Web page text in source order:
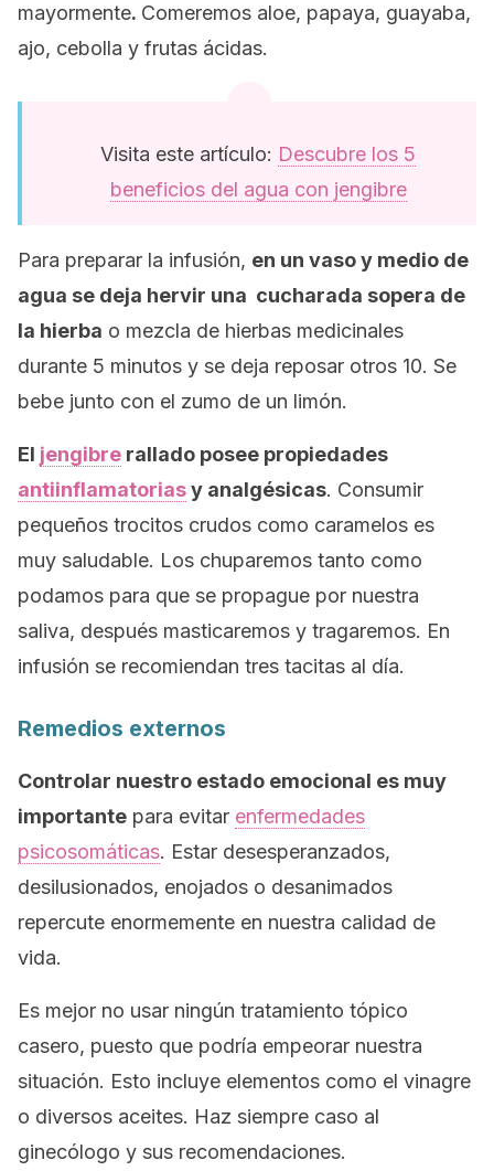
mayormente. Comeremos aloe, papaya, guayaba,
ajo, cebolla y frutas ácidas.
Visita este artículo: Descubre los 5
beneficios del agua con jengibre
Para preparar la infusión, en un vaso y medio de
agua se deja hervir una cucharada sopera de
la hierba o mezcla de hierbas medicinales
durante 5 minutos y se deja reposar otros 10. Se
bebe junto con el zumo de un limón.
El jengibre rallado posee propiedades
antiinflamatoriasy analgésicas. Consumir
pequeños trocitos crudos como caramelos es
muy saludable. Los chuparemos tanto como
podamos para que se propague por nuestra
saliva, después masticaremos y tragaremos. En
infusión se recomiendan tres tacitas al día.
Remedios externos
Controlar nuestro estado emocional es muy
importante para evitar enfermedades
psicosomáticas. Estar desesperanzados,
desilusionados, enojados o desanimados
repercute enormemente en nuestra calidad de
vida.
Es mejor no usar ningún tratamiento tópico
casero, puesto que podría empeorar nuestra
situación. Esto incluye elementos como el vinagre
o diversos aceites. Haz siempre caso al
ginecólogo y sus recomendaciones.